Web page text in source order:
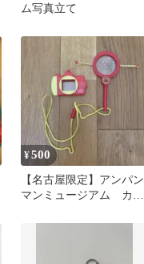
ム写真立て
¥500
【名古屋限定】アンパン
マンミュージアム カメ
念品 おもちゃ